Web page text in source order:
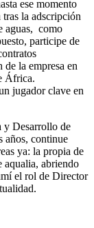
ese momento
la adscripción
aguas, como
participe de
la empresa en
África.
jugador clave en
y Desarrollo de
años, continue
ya: la propia de
aqualia, abriendo
el rol de Director